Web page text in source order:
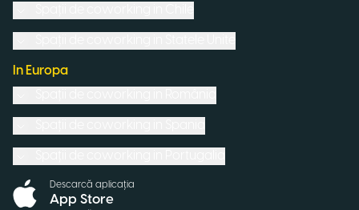
In Europa
Descarcă aplicația
App Store